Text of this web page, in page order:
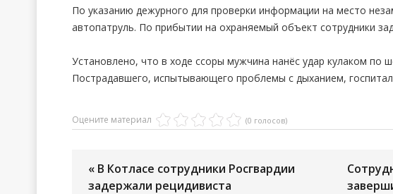
По указанию дежурного для проверки информации на место
автопатруль. По прибытии на охраняемый объект сотрудники
Установлено, что в ходе ссоры мужчина нанёс удар кулаком по
Пострадавшего, испытывающего проблемы с дыханием,
Оцените материал (0 голосов)
« В Котласе сотрудники Росгвардии
задержали рецидивиста